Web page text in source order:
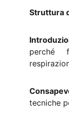
Struttura
perché
tecniche